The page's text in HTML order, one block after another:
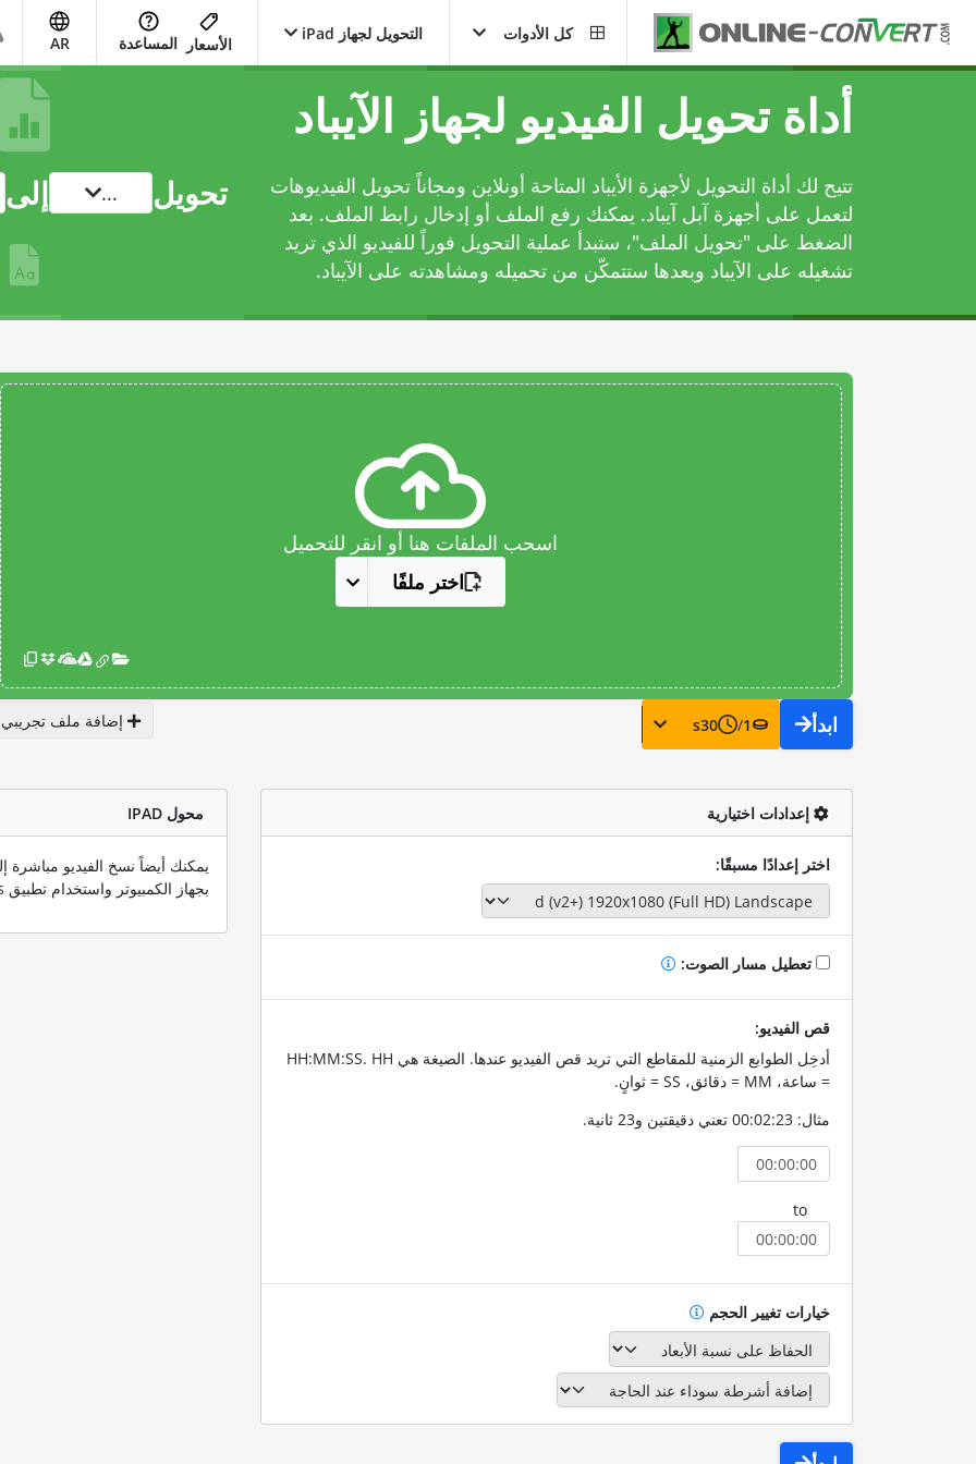
كل الأدوات التحويل لجهاز iPad
الأسعار المساعدة AR
أداة تحويل الفيديو لجهاز الآيباد
تتيح لك أداة التحويل لأجهزة الأيباد المتاحة أونلاين ومجاناً تحويل الفيديوهات
لتعمل على أجهزة آبل آيباد. يمكنك رفع الملف أو إدخال رابط الملف. بعد
الضغط على "تحويل الملف"، ستبدأ عملية التحويل فوراً للفيديو الذي تريد
تشغيله على الآيباد وبعدها ستتمكّن من تحميله ومشاهدته على الآيباد.
تحويل ... إلى
اسحب الملفات هنا أو انقر للتحميل
اختر ملفًا
ابدأ 1
/
30
s إضافة ملف تجريبي
إعدادات اختيارية
اختر إعدادًا مسبقًا:
تعطيل مسار الصوت:
قص الفيديو:
أدخِل الطوابع الزمنية للمقاطع التي تريد قص الفيديو عندها. الصيغة هي HH:MM:SS. HH
= ساعة، MM = دقائق، SS = ثوانٍ.
مثال: 00:02:23 تعني دقيقتين و23 ثانية.
to
خيارات تغيير الحجم
محول IPAD
يمكنك أيضاً نسخ الفيديو مباشرة
بجهاز الكمبيوتر واستخدام تطبيق iTunes.